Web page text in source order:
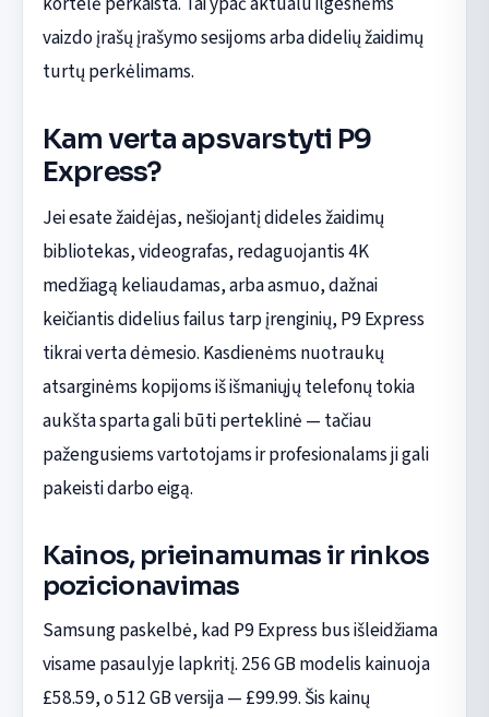
vaizdo įrašų įrašymo sesijoms arba didelių žaidimų
turtų perkėlimams.
Kam verta apsvarstyti P9
Express?
Jei esate žaidėjas, nešiojantį dideles žaidimų
bibliotekas, videografas, redaguojantis 4K
medžiagą keliaudamas, arba asmuo, dažnai
keičiantis didelius failus tarp įrenginių, P9 Express
tikrai verta dėmesio. Kasdienėms nuotraukų
atsarginėms kopijoms iš išmaniųjų telefonų tokia
aukšta sparta gali būti perteklinė — tačiau
pažengusiems vartotojams ir profesionalams ji gali
pakeisti darbo eigą.
Kainos, prieinamumas ir rinkos
pozicionavimas
Samsung paskelbė, kad P9 Express bus išleidžiama
visame pasaulyje lapkritį. 256 GB modelis kainuoja
£58.59, o 512 GB versija — £99.99. Šis kainų